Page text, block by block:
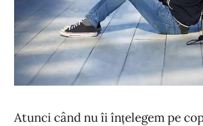
Atunci când nu îi înțelegem pe